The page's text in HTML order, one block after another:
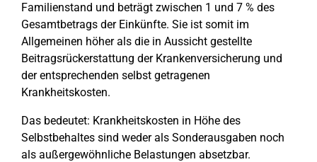
Familienstand und beträgt zwischen 1 und 7 % des
Gesamtbetrags der Einkünfte. Sie ist somit im
Allgemeinen höher als die in Aussicht gestellte
Beitragsrückerstattung der Krankenversicherung und
der entsprechenden selbst getragenen
Krankheitskosten.
Das bedeutet: Krankheitskosten in Höhe des
Selbstbehaltes sind weder als Sonderausgaben noch
als außergewöhnliche Belastungen absetzbar.